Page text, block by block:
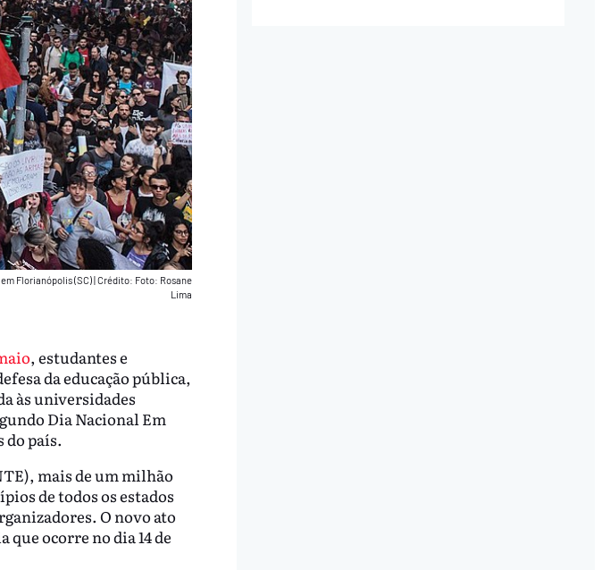
Florianópolis (SC)|Crédito: Foto: Rosane
Lima
, estudantes e
da educação pública,
às universidades
Dia Nacional Em
do país.
mais de um milhão
de todos os estados
O novo ato
ocorre no dia 14 de